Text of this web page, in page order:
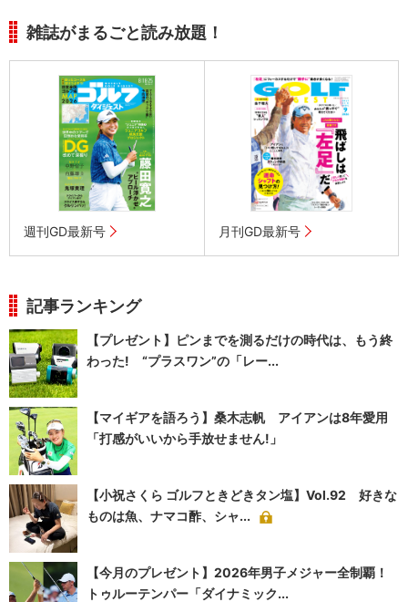
雑誌がまるごと読み放題！
週刊GD最新号 月刊GD最新号
記事ランキング
【プレゼント】ピンまでを測るだけの時代は、もう終
わった! “プラスワン”の「レー...
【マイギアを語ろう】桑木志帆 アイアンは8年愛用
「打感がいいから手放せません!」
【小祝さくら ゴルフときどきタン塩】Vol.92 好きな
ものは魚、ナマコ酢、シャ...
【今月のプレゼント】2026年男子メジャー全制覇！
トゥルーテンパー「ダイナミック...